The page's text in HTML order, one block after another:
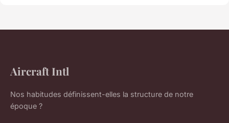
Aircraft Intl
Nos habitudes définissent-elles la structure de notre
époque ?